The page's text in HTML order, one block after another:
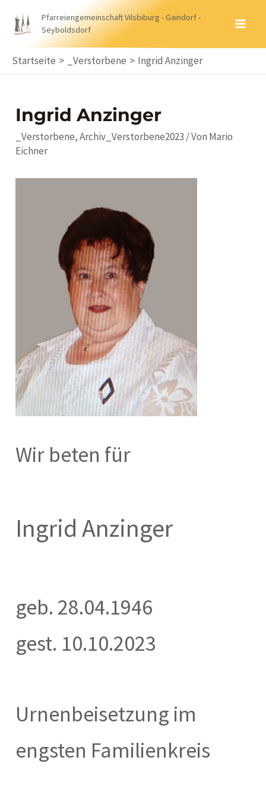
Inhalt
Pfarreiengemeinschaft Vilsbiburg - Gaindorf -
Seyboldsdorf
Startseite _Verstorbene Ingrid Anzinger
Ingrid Anzinger
_Verstorbene,Archiv_Verstorbene2023 / Von Mario
Eichner
Wir beten für
Ingrid Anzinger
geb. 28.04.1946
gest. 10.10.2023
Urnenbeisetzung im
engsten Familienkreis